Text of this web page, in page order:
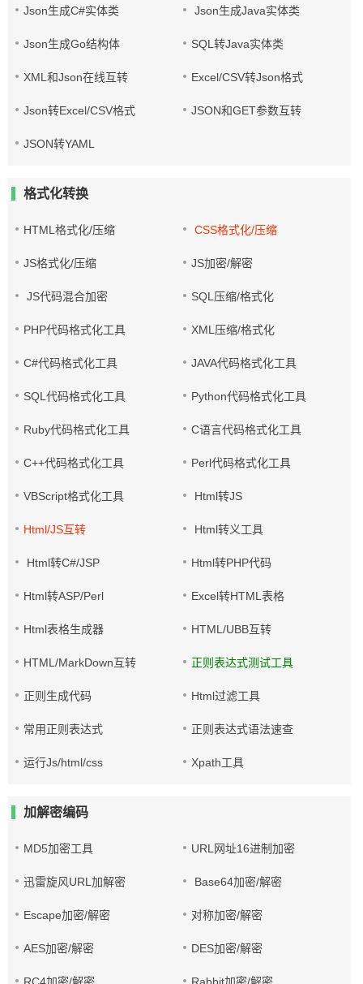
Json生成C#实体类 Json生成Java实体类
Json生成Go结构体 SQL转Java实体类
XML和Json在线互转 Excel/CSV转Json格式
Json转Excel/CSV格式 JSON和GET参数互转
JSON转YAML
格式化转换
HTML格式化/压缩 CSS格式化/压缩
JS格式化/压缩 JS加密/解密
JS代码混合加密 SQL压缩/格式化
PHP代码格式化工具 XML压缩/格式化
C#代码格式化工具 JAVA代码格式化工具
SQL代码格式化工具 Python代码格式化工具
Ruby代码格式化工具 C语言代码格式化工具
C++代码格式化工具 Perl代码格式化工具
VBScript格式化工具 Html转JS
Html/JS互转 Html转义工具
Html转C#/JSP Html转PHP代码
Html转ASP/Perl Excel转HTML表格
Html表格生成器 HTML/UBB互转
HTML/MarkDown互转 正则表达式测试工具
正则生成代码 Html过滤工具
常用正则表达式 正则表达式语法速查
运行Js/html/css Xpath工具
加解密编码
MD5加密工具 URL网址16进制加密
迅雷旋风URL加解密 Base64加密/解密
Escape加密/解密 对称加密/解密
AES加密/解密 DES加密/解密